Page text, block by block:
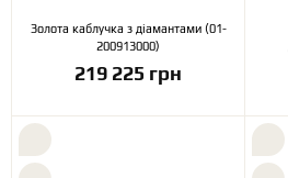
Золота каблучка з діамантами (01-
200913000)
219 225 грн